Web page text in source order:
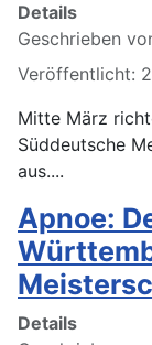
Details
Geschrieben
Veröffentlicht:
Mitte März
Süddeutsche
aus....
Apnoe:
Details